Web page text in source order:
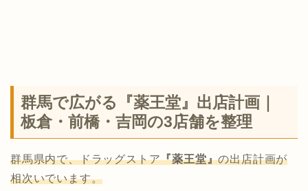
群馬で広がる『薬王堂』出店計画｜
板倉・前橋・吉岡の3店舗を整理
群馬県内で、ドラッグストア『薬王堂』の出店計画が
相次いでいます。